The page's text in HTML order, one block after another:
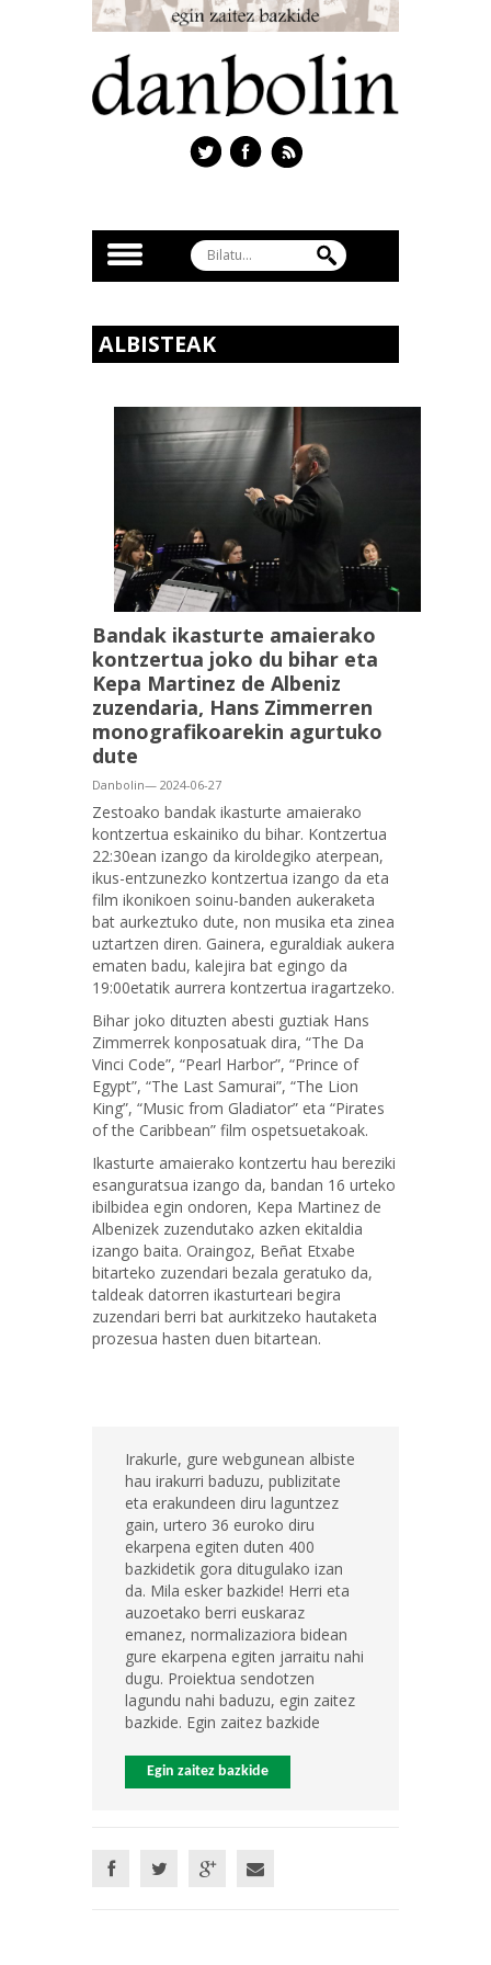
ALBISTEAK
Bandak ikasturte amaierako
kontzertua joko du bihar eta
Kepa Martinez de Albeniz
zuzendaria, Hans Zimmerren
monografikoarekin agurtuko
dute
Danbolin— 2024-06-27
Zestoako bandak ikasturte amaierako
kontzertua eskainiko du bihar. Kontzertua
22:30ean izango da kiroldegiko aterpean,
ikus-entzunezko kontzertua izango da eta
film ikonikoen soinu-banden aukeraketa
bat aurkeztuko dute, non musika eta zinea
uztartzen diren. Gainera, eguraldiak aukera
ematen badu, kalejira bat egingo da
19:00etatik aurrera kontzertua iragartzeko.
Bihar joko dituzten abesti guztiak Hans
Zimmerrek konposatuak dira, “The Da
Vinci Code”, “Pearl Harbor”, “Prince of
Egypt”, “The Last Samurai”, “The Lion
King”, “Music from Gladiator” eta “Pirates
of the Caribbean” film ospetsuetakoak.
Ikasturte amaierako kontzertu hau bereziki
esanguratsua izango da, bandan 16 urteko
ibilbidea egin ondoren, Kepa Martinez de
Albenizek zuzendutako azken ekitaldia
izango baita. Oraingoz, Beñat Etxabe
bitarteko zuzendari bezala geratuko da,
taldeak datorren ikasturteari begira
zuzendari berri bat aurkitzeko hautaketa
prozesua hasten duen bitartean.
Irakurle, gure webgunean albiste
hau irakurri baduzu, publizitate
eta erakundeen diru laguntzez
gain, urtero 36 euroko diru
ekarpena egiten duten 400
bazkidetik gora ditugulako izan
da. Mila esker bazkide! Herri eta
auzoetako berri euskaraz
emanez, normalizaziora bidean
gure ekarpena egiten jarraitu nahi
dugu. Proiektua sendotzen
lagundu nahi baduzu, egin zaitez
bazkide. Egin zaitez bazkide
Egin zaitez bazkide